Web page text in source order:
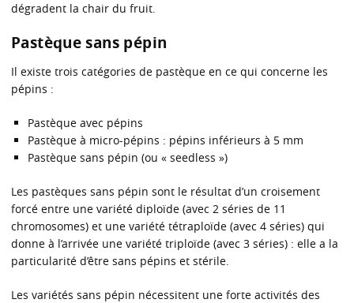
dégradent la chair du fruit.
Pastèque sans pépin
Il existe trois catégories de pastèque en ce qui concerne les
pépins :
Pastèque avec pépins
Pastèque à micro-pépins : pépins inférieurs à 5 mm
Pastèque sans pépin (ou « seedless »)
Les pastèques sans pépin sont le résultat d’un croisement
forcé entre une variété diploïde (avec 2 séries de 11
chromosomes) et une variété tétraploïde (avec 4 séries) qui
donne à l’arrivée une variété triploïde (avec 3 séries) : elle a la
particularité d’être sans pépins et stérile.
Les variétés sans pépin nécessitent une forte activités des